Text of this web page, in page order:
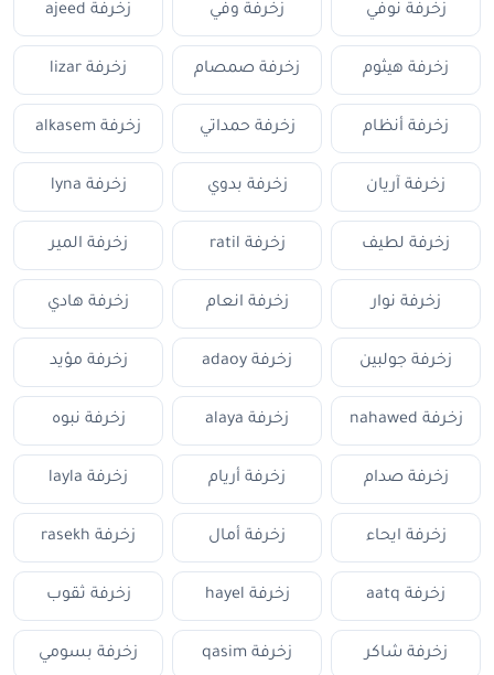
زخرفة نوفي زخرفة وفي زخرفة ajeed
زخرفة هيثوم زخرفة صمصام زخرفة lizar
زخرفة أنظام زخرفة حمداتي زخرفة alkasem
زخرفة آريان زخرفة بدوي زخرفة lyna
زخرفة لطيف زخرفة ratil زخرفة المير
زخرفة نوار زخرفة انعام زخرفة هادي
زخرفة جولبين زخرفة adaoy زخرفة مؤيد
زخرفة nahawed زخرفة alaya زخرفة نبوه
زخرفة صدام زخرفة أريام زخرفة layla
زخرفة ايحاء زخرفة أمال زخرفة rasekh
زخرفة aatq زخرفة hayel زخرفة ثقوب
زخرفة شاكر زخرفة qasim زخرفة بسومي